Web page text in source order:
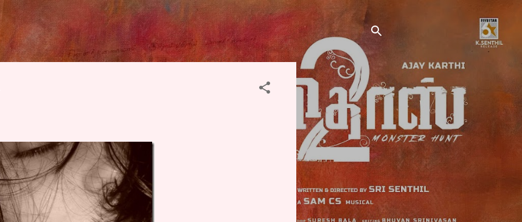
Skip to main content